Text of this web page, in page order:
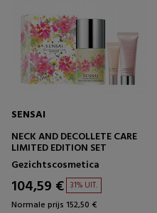
SENSAI
NECK AND DECOLLETE CARE
LIMITED EDITION SET
Gezichtscosmetica
104,59 € 31% UIT.
Normale prijs 152,50 €